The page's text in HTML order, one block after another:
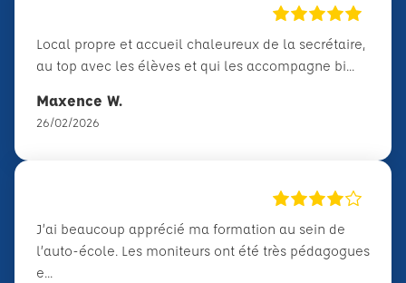
Local propre et accueil chaleureux de la secrétaire,
au top avec les élèves et qui les accompagne bi...
Maxence W.
26/02/2026
J’ai beaucoup apprécié ma formation au sein de
l’auto-école. Les moniteurs ont été très pédagogues
e...